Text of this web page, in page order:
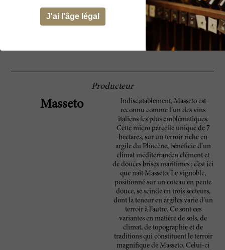
90 Wine
Spectator
This has always been a beautifully elegant
wine, offering wonderful aromas and flavors
of currants, berries and earth. It's medium- to
non-blind vertical. Drink now. ?JS
Producteur
Masseto
Indiscutablement, Masseto est
reconnu comme l’un des vins
italiens les plus emblématiques.
Cette micro parcelle unique de 7
hectares, sur un terroir riche en
argile du Pliocène, bénéficie d’un
climat méditerranéen clément et
de douces brises maritimes : c’est ici
que naît Masseto. Le vignoble,
positionné sur un coteau en pente
douce, se scinde en trois secteurs,
dont la teneur en argiles varie d’un
terroir à l’autre. Ce sont ces
variantes en matière de sols, de
climat, de topographie et de
traditions qui constituent le terroir
magnifique de Masseto. Celui-ci
J'ai l'âge légal